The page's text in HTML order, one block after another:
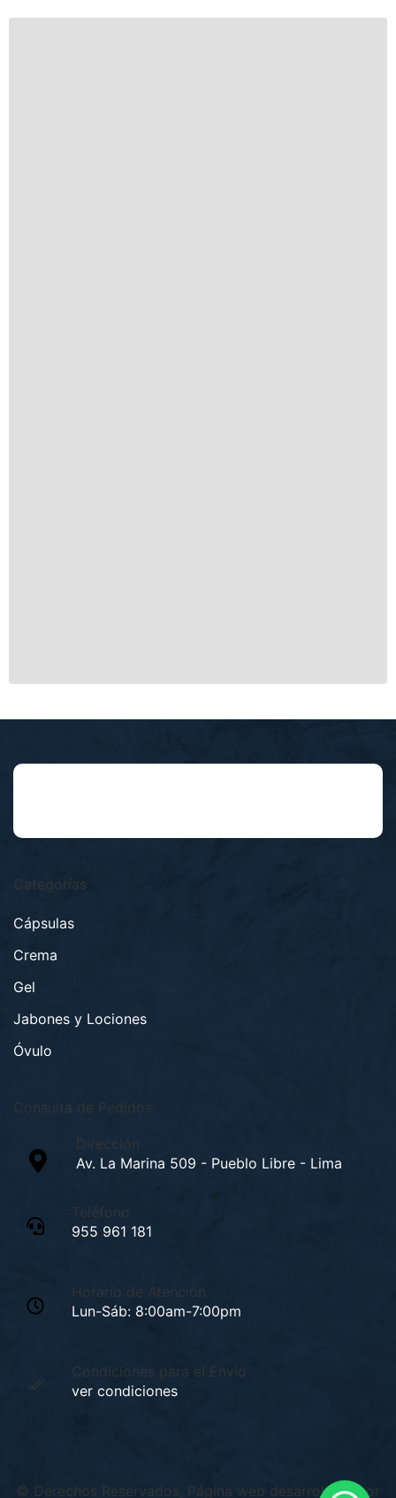
Categorías
Cápsulas
Crema
Gel
Jabones y Lociones
Óvulo
Consulta de Pedidos
Dirección
Av. La Marina 509 - Pueblo Libre - Lima
Teléfono
955 961 181
Horario de Atención
Lun-Sáb: 8:00am-7:00pm
Condiciones para el Envio
ver condiciones
© Derechos Reservados, Página web desarrollada por